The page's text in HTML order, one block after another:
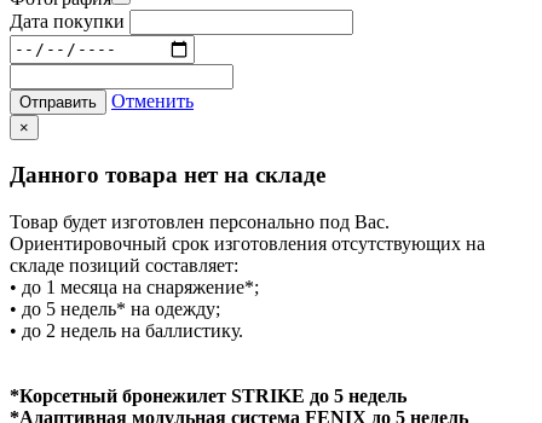
Дата покупки
Отправить Отменить
×
Данного товара нет на складе
Товар будет изготовлен персонально под Вас.
Ориентировочный срок изготовления отсутствующих на
складе позиций составляет:
• до 1 месяца на снаряжение*;
• до 5 недель* на одежду;
• до 2 недель на баллистику.
*Корсетный бронежилет STRIKE до 5 недель
*Адаптивная модульная система FENIX до 5 недель